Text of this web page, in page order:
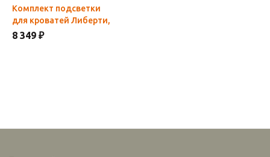
Комплект подсветки
для кроватей Либерти,
Дубай
8 349 ₽